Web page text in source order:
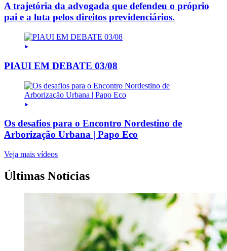
A trajetória da advogada que defendeu o próprio
pai e a luta pelos direitos previdenciários.
PIAUI EM DEBATE 03/08
Os desafios para o Encontro Nordestino de
Arborização Urbana | Papo Eco
Veja mais vídeos
Últimas Notícias